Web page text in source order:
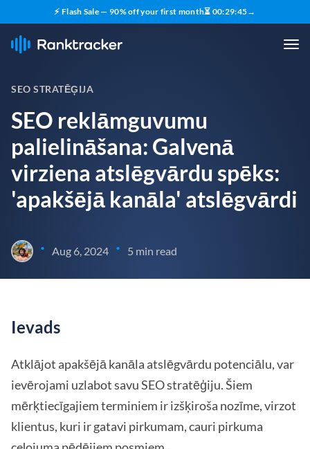
⚡ Flash Sale — 90% off your first month⏳ 00:29:43→
SEO STRATĒĢIJA
SEO reklāmguvumu
palielināšana: Galvenā
virziena atslēgvārdu spēks:
'apakšējā kanāla' atslēgvārdi
• Aug 6, 2024 • 5 min read
Ievads
Atklājot apakšējā kanāla atslēgvārdu potenciālu, var
ievērojami uzlabot savu SEO stratēģiju. Šiem
mērķtiecīgajiem terminiem ir izšķiroša nozīme, virzot
klientus, kuri ir gatavi pirkumam, cauri pirkuma